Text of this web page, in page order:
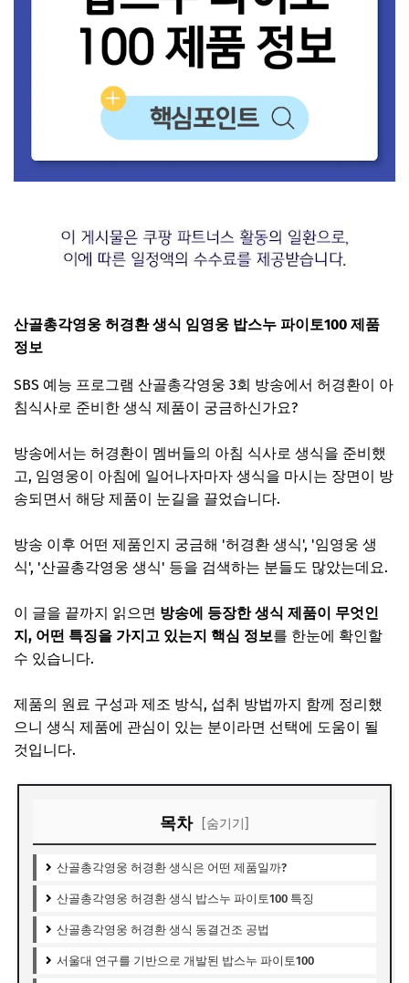
산골총각영웅 허경환 생식 임영웅 밥스누 파이토100 제품
정보
SBS 예능 프로그램 산골총각영웅 3회 방송에서 허경환이 아
침식사로 준비한 생식 제품이 궁금하신가요?
방송에서는 허경환이 멤버들의 아침 식사로 생식을 준비했
고, 임영웅이 아침에 일어나자마자 생식을 마시는 장면이 방
송되면서 해당 제품이 눈길을 끌었습니다.
방송 이후 어떤 제품인지 궁금해 '허경환 생식', '임영웅 생
식', '산골총각영웅 생식' 등을 검색하는 분들도 많았는데요.
이 글을 끝까지 읽으면 방송에 등장한 생식 제품이 무엇인
지, 어떤 특징을 가지고 있는지 핵심 정보를 한눈에 확인할
수 있습니다.
제품의 원료 구성과 제조 방식, 섭취 방법까지 함께 정리했
으니 생식 제품에 관심이 있는 분이라면 선택에 도움이 될
것입니다.
목차 [숨기기]
산골총각영웅 허경환 생식은 어떤 제품일까?
산골총각영웅 허경환 생식 밥스누 파이토100 특징
산골총각영웅 허경환 생식 동결건조 공법
서울대 연구를 기반으로 개발된 밥스누 파이토100